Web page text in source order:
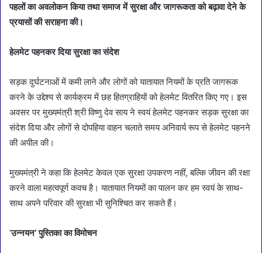
पहलों का अवलोकन किया तथा समाज में सुरक्षा और जागरूकता को बढ़ावा देने के
प्रयासों की सराहना की।
हेलमेट पहनकर दिया सुरक्षा का संदेश
सड़क दुर्घटनाओं में कमी लाने और लोगों को यातायात नियमों के प्रति जागरूक
करने के उद्देश्य से कार्यक्रम में छह हितग्राहियों को हेलमेट वितरित किए गए। इस
अवसर पर मुख्यमंत्री श्री विष्णु देव साय ने स्वयं हेलमेट पहनकर सड़क सुरक्षा का
संदेश दिया और लोगों से दोपहिया वाहन चलाते समय अनिवार्य रूप से हेलमेट पहनने
की अपील की।
मुख्यमंत्री ने कहा कि हेलमेट केवल एक सुरक्षा उपकरण नहीं, बल्कि जीवन की रक्षा
करने वाला महत्वपूर्ण कवच है। यातायात नियमों का पालन कर हम स्वयं के साथ-
साथ अपने परिवार की सुरक्षा भी सुनिश्चित कर सकते हैं।
‘उन्नयन’ पुस्तिका का विमोचन